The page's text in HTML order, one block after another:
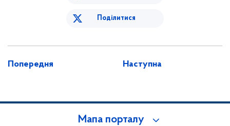
Поділитися
Попередня Наступна
Мапа порталу